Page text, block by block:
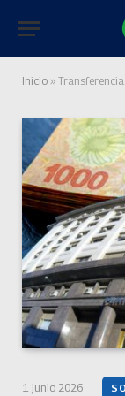
Inicio » Transferencias no
1 junio 2026